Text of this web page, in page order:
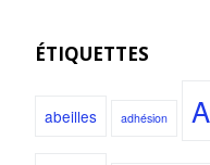
ÉTIQUETTES
abeilles adhésion